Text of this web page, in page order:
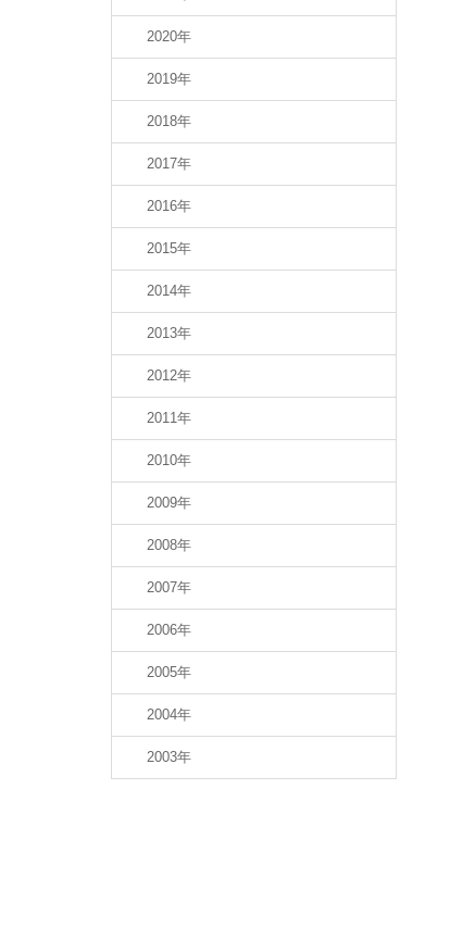
2020年
2019年
2018年
2017年
2016年
2015年
2014年
2013年
2012年
2011年
2010年
2009年
2008年
2007年
2006年
2005年
2004年
2003年